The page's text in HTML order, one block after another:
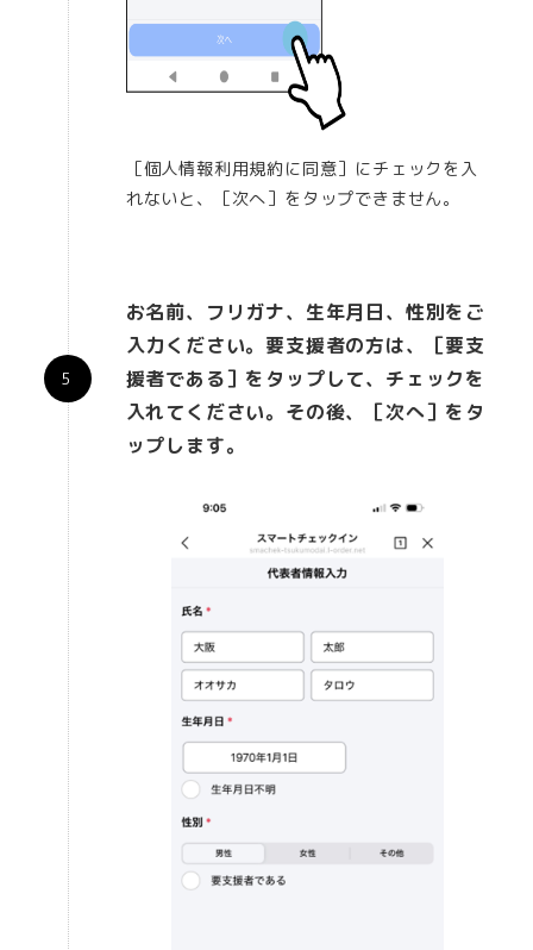
［個人情報利用規約に同意］にチェックを入
れないと、［次へ］をタップできません。
お名前、フリガナ、生年月日、性別をご
入力ください。要支援者の方は、［要支
援者である］をタップして、チェックを
入れてください。その後、［次へ］をタ
ップします。